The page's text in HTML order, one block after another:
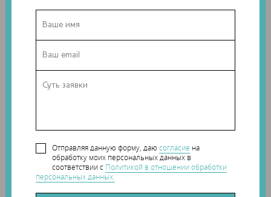
Отправляя данную форму, даюсогласие на
обработку моих персональных данных в
соответствии с Политикой в отношении обработки
персональных данных.
Extruder: диаметр сопла, ретракт
Layer: высота слоя, количество слоев по (периметру,
крышка и дно), параметры первого слоя
Support: процент заполнения, внешний выступ за
деталь, отступ от детали
Temperature: температура экструдера и стола